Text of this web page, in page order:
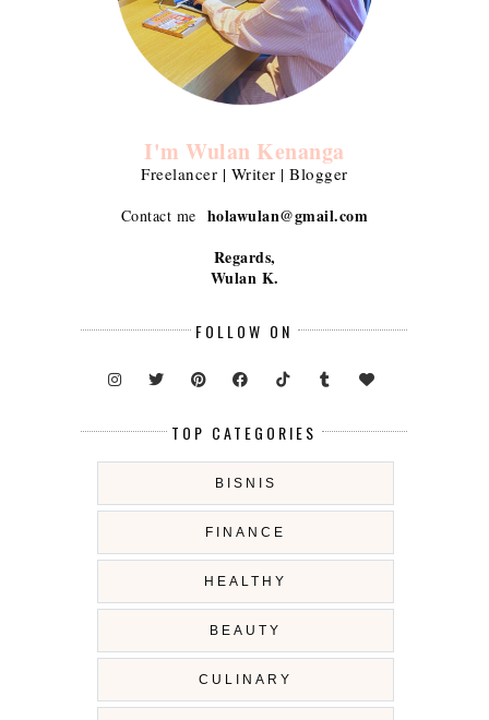
I'm Wulan Kenanga
Freelancer | Writer | Blogger
Contact me holawulan@gmail.com
Regards,
Wulan K.
FOLLOW ON
TOP CATEGORIES
BISNIS
FINANCE
HEALTHY
BEAUTY
CULINARY